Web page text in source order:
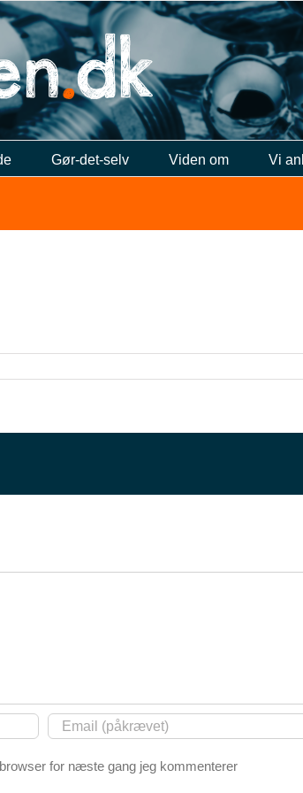
Gør-det-selv Viden om Vi
for næste gang jeg kommenterer